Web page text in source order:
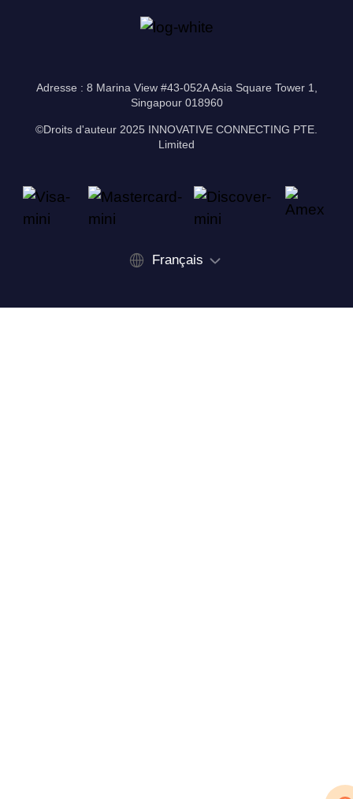
Adresse : 8 Marina View #43-052A Asia Square Tower 1,
Singapour 018960
©Droits d'auteur 2025 INNOVATIVE CONNECTING PTE.
Limited
Français